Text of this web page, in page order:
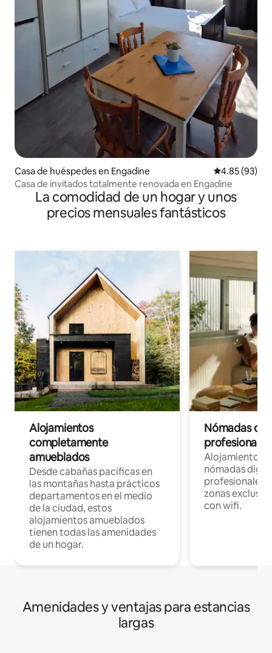
Casa de huéspedes en Engadine Calificación
4.85 (93)
Casa de invitados totalmente renovada en Engadine
La comodidad de un hogar y unos
precios mensuales fantásticos
Alojamientos
completamente
amueblados
Desde cabañas pacíficas en
las montañas hasta prácticos
departamentos en el medio
de la ciudad, estos
alojamientos amueblados
tienen todas las amenidades
de un hogar.
Nómadas
Alojamientos
nómadas
profesionales
zonas
con wifi.
Amenidades y ventajas para estancias
largas